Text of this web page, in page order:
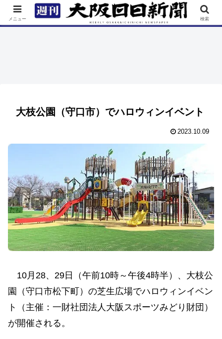
TOP 特集 ニュース 連載 街ネタ イベント
大枝公園（守口市）でハロウィンイベント
2023.10.09
10月28、29日（午前10時～午後4時半）、大枝公
園（守口市松下町）の芝生広場でハロウィンイベン
ト（主催：一財社団法人大阪スポーツみどり財団）
が開催される。
メニュー 検索